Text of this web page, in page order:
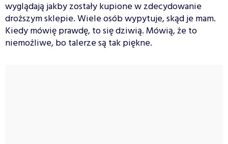
wyglądają jakby zostały kupione w zdecydowanie
droższym sklepie. Wiele osób wypytuje, skąd je mam.
Kiedy mówię prawdę, to się dziwią. Mówią, że to
niemożliwe, bo talerze są tak piękne.